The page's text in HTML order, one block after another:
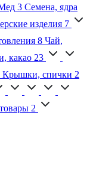
3 Семена, ядра
изделия 7
8 Чай,
какао 23
Крышки, спички 2
2